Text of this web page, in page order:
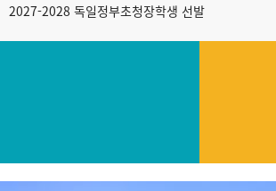
2027-2028 독일정부초청장학생 선발